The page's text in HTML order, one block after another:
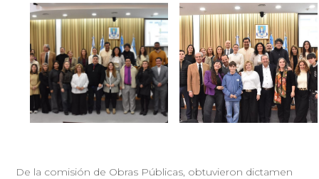
De la comisión de Obras Públicas, obtuvieron dictamen